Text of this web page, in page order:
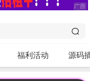
福利活动 源码